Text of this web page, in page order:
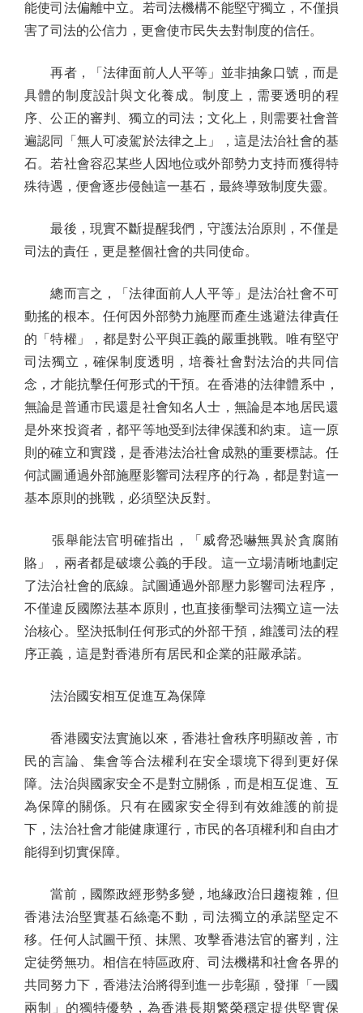
能使司法偏離中立。若司法機構不能堅守獨立，不僅損
害了司法的公信力，更會使市民失去對制度的信任。
再者，「法律面前人人平等」並非抽象口號，而是
具體的制度設計與文化養成。制度上，需要透明的程
序、公正的審判、獨立的司法；文化上，則需要社會普
遍認同「無人可凌駕於法律之上」，這是法治社會的基
石。若社會容忍某些人因地位或外部勢力支持而獲得特
殊待遇，便會逐步侵蝕這一基石，最終導致制度失靈。
最後，現實不斷提醒我們，守護法治原則，不僅是
司法的責任，更是整個社會的共同使命。
總而言之，「法律面前人人平等」是法治社會不可
動搖的根本。任何因外部勢力施壓而產生逃避法律責任
的「特權」，都是對公平與正義的嚴重挑戰。唯有堅守
司法獨立，確保制度透明，培養社會對法治的共同信
念，才能抗擊任何形式的干預。在香港的法律體系中，
無論是普通市民還是社會知名人士，無論是本地居民還
是外來投資者，都平等地受到法律保護和約束。這一原
則的確立和實踐，是香港法治社會成熟的重要標誌。任
何試圖通過外部施壓影響司法程序的行為，都是對這一
基本原則的挑戰，必須堅決反對。
張舉能法官明確指出，「威脅恐嚇無異於貪腐賄
賂」，兩者都是破壞公義的手段。這一立場清晰地劃定
了法治社會的底線。試圖通過外部壓力影響司法程序，
不僅違反國際法基本原則，也直接衝擊司法獨立這一法
治核心。堅決抵制任何形式的外部干預，維護司法的程
序正義，這是對香港所有居民和企業的莊嚴承諾。
法治國安相互促進互為保障
香港國安法實施以來，香港社會秩序明顯改善，市
民的言論、集會等合法權利在安全環境下得到更好保
障。法治與國家安全不是對立關係，而是相互促進、互
為保障的關係。只有在國家安全得到有效維護的前提
下，法治社會才能健康運行，市民的各項權利和自由才
能得到切實保障。
當前，國際政經形勢多變，地緣政治日趨複雜，但
香港法治堅實基石絲毫不動，司法獨立的承諾堅定不
移。任何人試圖干預、抹黑、攻擊香港法官的審判，注
定徒勞無功。相信在特區政府、司法機構和社會各界的
共同努力下，香港法治將得到進一步彰顯，發揮「一國
兩制」的獨特優勢，為香港長期繁榮穩定提供堅實保